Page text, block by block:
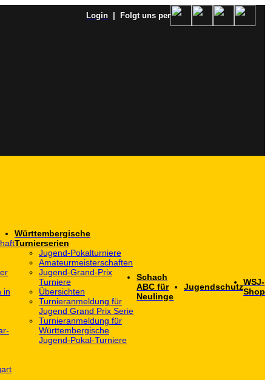
Login | Folgt uns per
in
Württembergische
Turnierserien
Jugend-Pokalturniere
Amateurmeisterschaften
Jugend-Grand-Prix
Turniere
Übersichten
Turnieranmeldung für
Jugend Grand Prix Serie
Turnieranmeldung für
Württembergische
Jugend-Pokal-Turniere
Schach
ABC für
Neulinge
JugendschutzWSJ-
Shop